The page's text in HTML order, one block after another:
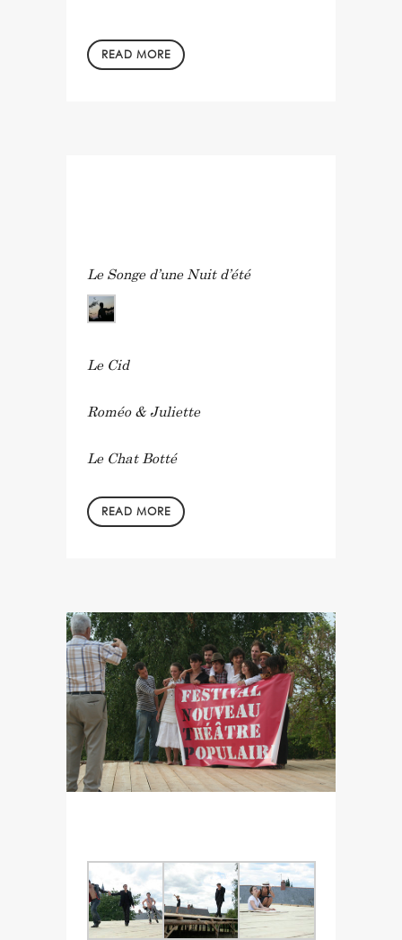
READ MORE
Le Songe d’une Nuit d’été
Le Cid
Roméo & Juliette
Le Chat Botté
READ MORE